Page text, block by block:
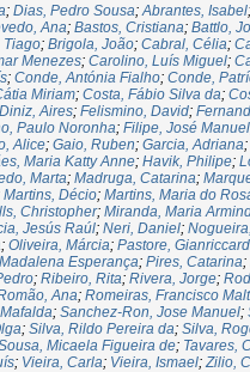
; Dias, Pedro Sousa;Abrantes, Isabel
Ana; Bastos, Cristiana; Battlo,
Tiago; Brigola, João; Cabral, Célia;
Menezes; Carolino, Luís Miguel;
; Conde, Antónia Fialho; Conde,
Miriam; Costa, Fábio Silva da;
Diniz, Aires; Felismino, David;
Paulo Noronha; Filipe, José Manuel
Alice; Gaio, Ruben; Garcia, Adriana;
Maria Katty Anne; Havik, Philipe;
Marta; Madruga, Catarina;
Martins, Décio; Martins, Maria do
Christopher; Miranda, Maria
Jesús Raúl; Neri, Daniel;
; Oliveira, Márcia; Pastore,
Esperança; Pires, Catarina;
; Ribeiro, Rita; Rivera, Jorge;
Ana; Romeiras, Francisco
; Sanchez-Ron, Jose Manuel;
; Silva, Rildo Pereira da; Silva,
Micaela Figueira de; Tavares,
; Vieira, Carla; Vieira, Ismael;Zilio,